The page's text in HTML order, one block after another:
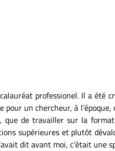
professionel. Il a été
un chercheur, à
que de travailler sur la
supérieures et plutôt
dit avant moi, c’était une